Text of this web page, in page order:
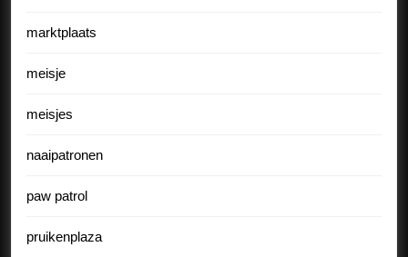
marktplaats
meisje
meisjes
naaipatronen
paw patrol
pruikenplaza